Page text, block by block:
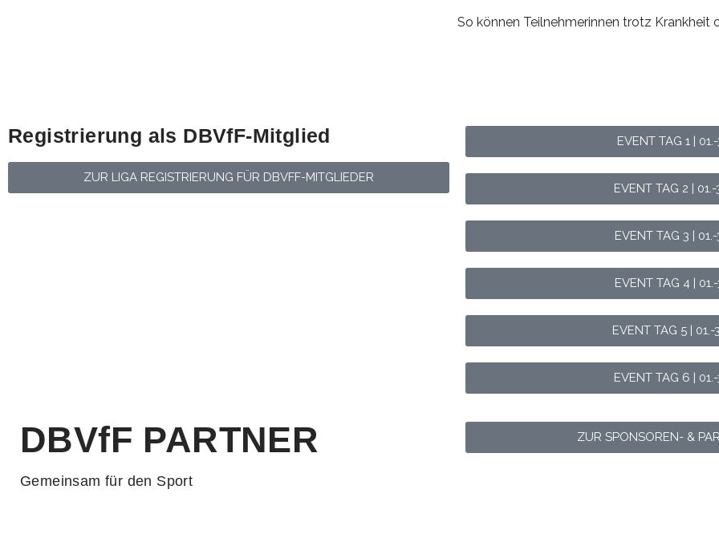
So können Teilnehmerinnen trotz Krankheit
Registrierung als DBVfF-Mitglied
ZUR LIGA REGISTRIERUNG FÜR DBVFF-MITGLIEDER
EVENT TAG 1 |
EVENT TAG 2 | 01.-
EVENT TAG 3 |
EVENT TAG 4 |
EVENT TAG 5 |
EVENT TAG 6 |
DBVfF PARTNER
Gemeinsam für den Sport
ZUR SPONSOREN- &